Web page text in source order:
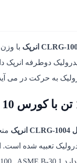
با وزن 29 کیلوگرم و کورس 100 میلیمتر از محصولات با کیفیت شرکت
دوطرفه
به حرکت در می
تعبیه شده است.